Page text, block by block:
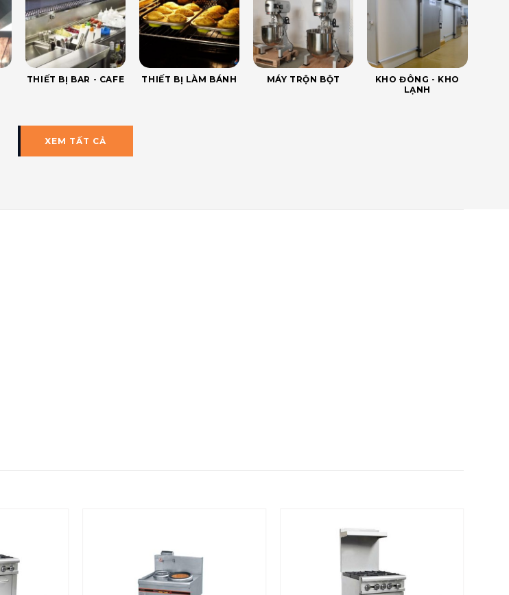
THIẾT BỊ BAR - CAFE THIẾT BỊ LÀM BÁNH MÁY TRỘN BỘT
KHO ĐÔNG - KHO
LẠNH
XEM TẤT CẢ